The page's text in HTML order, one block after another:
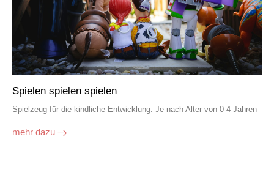
Spielen spielen spielen
Spielzeug für die kindliche Entwicklung: Je nach Alter von 0-4 Jahren
mehr dazu